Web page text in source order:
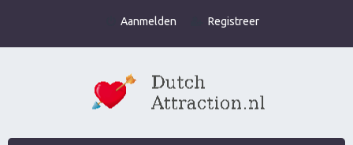
Aanmelden Registreer